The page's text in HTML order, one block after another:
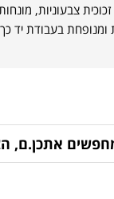
צבעוניות,
ומנופחת בעבודת יד
אתכן.ם,